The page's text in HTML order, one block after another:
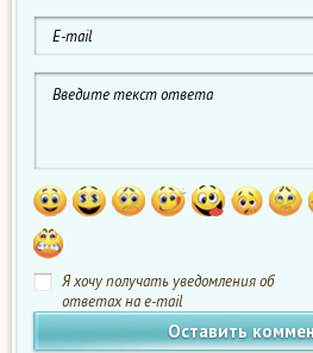
Я хочу получать уведомления об
ответах на e-mail